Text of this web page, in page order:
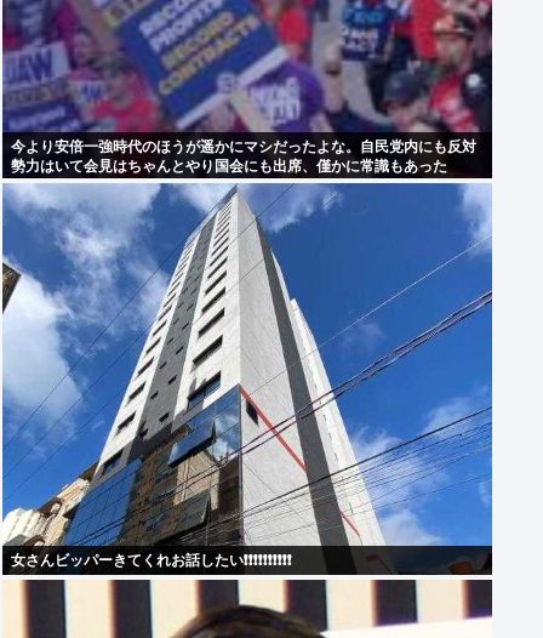
今より安倍一強時代のほうが遥かにマシだったよな。自民党内にも反対
勢力はいて会見はちゃんとやり国会にも出席、僅かに常識もあった
女さんビッパーきてくれお話したい❗❗❗❗❗❗❗❗❗❗